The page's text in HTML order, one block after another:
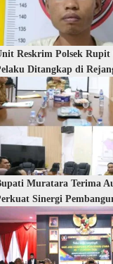
Reskrim Polsek
Ditangkap di
Muratara Terima
Sinergi